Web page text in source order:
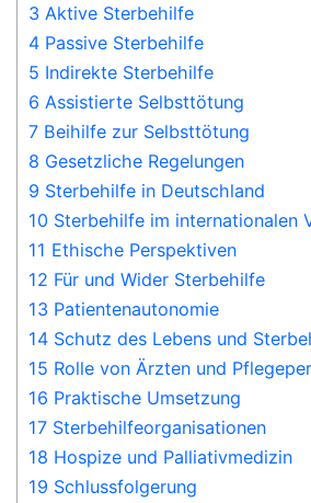
3 Aktive Sterbehilfe
4 Passive Sterbehilfe
5 Indirekte Sterbehilfe
6 Assistierte Selbsttötung
7 Beihilfe zur Selbsttötung
8 Gesetzliche Regelungen
9 Sterbehilfe in Deutschland
10 Sterbehilfe im internationalen
11 Ethische Perspektiven
12 Für und Wider Sterbehilfe
13 Patientenautonomie
14 Schutz des Lebens und
15 Rolle von Ärzten und
16 Praktische Umsetzung
17 Sterbehilfeorganisationen
18 Hospize und Palliativmedizin
19 Schlussfolgerung